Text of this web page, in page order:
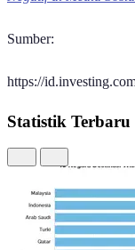
Sumber:
https://
Statistik Terbaru